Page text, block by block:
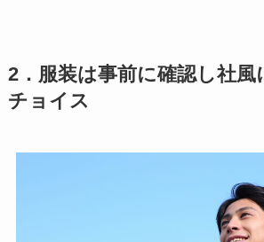
2．服装は事前に確認し社風
チョイス